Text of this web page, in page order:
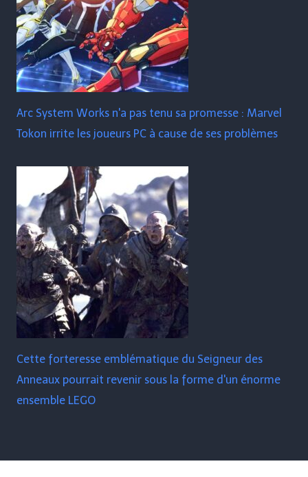
Arc System Works n'a pas tenu sa promesse : Marvel
Tokon irrite les joueurs PC à cause de ses problèmes
Cette forteresse emblématique du Seigneur des
Anneaux pourrait revenir sous la forme d'un énorme
ensemble LEGO